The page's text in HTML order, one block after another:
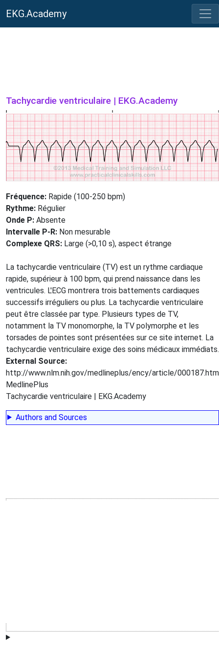
EKG.Academy
Tachycardie ventriculaire | EKG.Academy
Fréquence: Rapide (100-250 bpm)
Rythme: Régulier
Onde P: Absente
Intervalle P-R: Non mesurable
Complexe QRS: Large (>0,10 s), aspect étrange
La tachycardie ventriculaire (TV) est un rythme cardiaque
rapide, supérieur à 100 bpm, qui prend naissance dans les
ventricules. L'ECG montrera trois battements cardiaques
successifs irréguliers ou plus. La tachycardie ventriculaire
peut être classée par type. Plusieurs types de TV,
notamment la TV monomorphe, la TV polymorphe et les
torsades de pointes sont présentées sur ce site internet. La
tachycardie ventriculaire exige des soins médicaux immédiats.
External Source:
http://www.nlm.nih.gov/medlineplus/ency/article/000187.htm
MedlinePlus
Tachycardie ventriculaire | EKG.Academy
Authors and Sources